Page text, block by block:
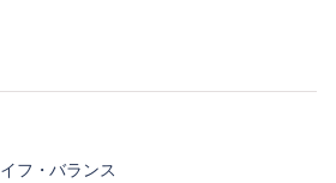
フ・バランス